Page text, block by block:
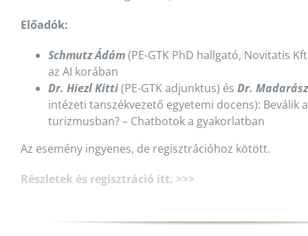
Előadók:
Schmutz Ádám(PE-GTK PhD hallgató, Novitatis
az AI korában
Dr. Hiezl Kitti(PE-GTK adjunktus) és Dr.
intézeti tanszékvezető egyetemi docens): Beválik
turizmusban? – Chatbotok a gyakorlatban
Az esemény ingyenes, de regisztrációhoz kötött.
Részletek és regisztráció itt. >>>